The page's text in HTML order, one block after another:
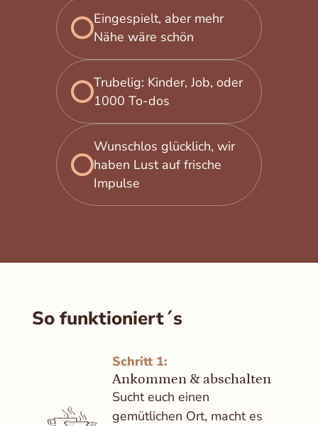
Eingespielt, aber mehr
Nähe wäre schön
Trubelig: Kinder, Job, oder
1000 To-dos
Wunschlos glücklich, wir
haben Lust auf frische
Impulse
So funktioniert´s
Schritt 1:
Ankommen & abschalten
Sucht euch einen
gemütlichen Ort, macht es